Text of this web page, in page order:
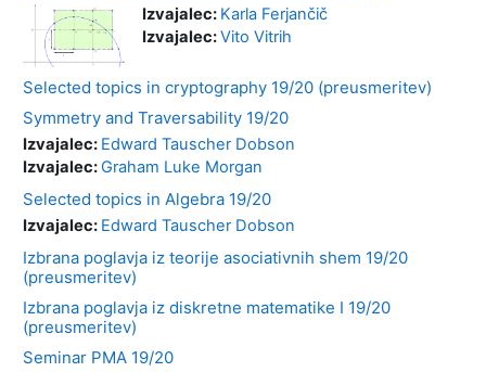
Izvajalec: Karla Ferjančič
Izvajalec:Vito Vitrih
Selected topics in cryptography 19/20 (preusmeritev)
Symmetry and Traversability 19/20
Izvajalec: Edward Tauscher Dobson
Izvajalec:Graham Luke Morgan
Selected topics in Algebra 19/20
Izvajalec: Edward Tauscher Dobson
Izbrana poglavja iz teorije asociativnih shem 19/20
(preusmeritev)
Izbrana poglavja iz diskretne matematike I 19/20
(preusmeritev)
Seminar PMA 19/20